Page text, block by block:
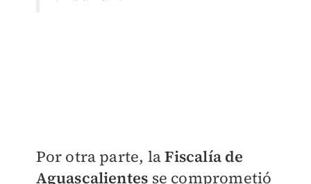
Por otra parte, laFiscalía de
Aguascalientes se comprometió